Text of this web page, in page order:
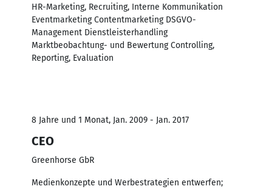
HR-Marketing, Recruiting, Interne Kommunikation
Eventmarketing Contentmarketing DSGVO-
Management Dienstleisterhandling
Marktbeobachtung- und Bewertung Controlling,
Reporting, Evaluation
8 Jahre und 1 Monat, Jan. 2009 - Jan. 2017
CEO
Greenhorse GbR
Medienkonzepte und Werbestrategien entwerfen;